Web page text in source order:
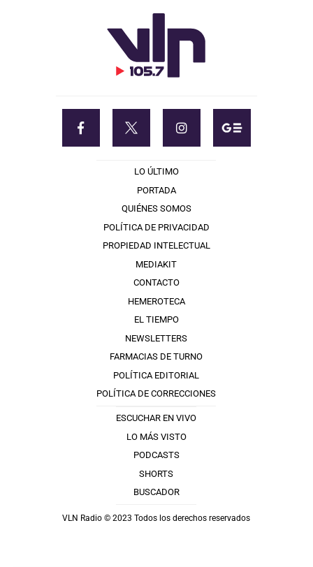
LO ÚLTIMO
PORTADA
QUIÉNES SOMOS
POLÍTICA DE PRIVACIDAD
PROPIEDAD INTELECTUAL
MEDIAKIT
CONTACTO
HEMEROTECA
EL TIEMPO
NEWSLETTERS
FARMACIAS DE TURNO
POLÍTICA EDITORIAL
POLÍTICA DE CORRECCIONES
ESCUCHAR EN VIVO
LO MÁS VISTO
PODCASTS
SHORTS
BUSCADOR
VLN Radio © 2023 Todos los derechos reservados